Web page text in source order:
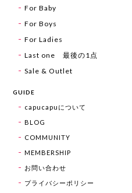
For Baby
For Boys
For Ladies
Last one 最後の1点
Sale & Outlet
GUIDE
capucapuについて
BLOG
COMMUNITY
MEMBERSHIP
お問い合わせ
プライバシーポリシー